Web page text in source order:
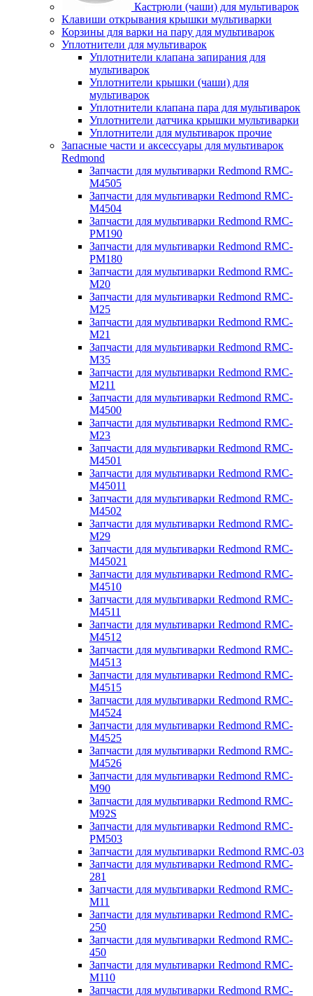
Кастрюли (чаши) для мультиварок
Клавиши открывания крышки мультиварки
Корзины для варки на пару для мультиварок
Уплотнители для мультиварок
Уплотнители клапана запирания для
мультиварок
Уплотнители крышки (чаши) для
мультиварок
Уплотнители клапана пара для мультиварок
Уплотнители датчика крышки мультиварки
Уплотнители для мультиварок прочие
Запасные части и аксессуары для мультиварок
Redmond
Запчасти для мультиварки Redmond RMC-
M4505
Запчасти для мультиварки Redmond RMC-
M4504
Запчасти для мультиварки Redmond RMC-
PM190
Запчасти для мультиварки Redmond RMC-
PM180
Запчасти для мультиварки Redmond RMC-
M20
Запчасти для мультиварки Redmond RMC-
M25
Запчасти для мультиварки Redmond RMC-
M21
Запчасти для мультиварки Redmond RMC-
M35
Запчасти для мультиварки Redmond RMC-
M211
Запчасти для мультиварки Redmond RMC-
M4500
Запчасти для мультиварки Redmond RMC-
M23
Запчасти для мультиварки Redmond RMC-
M4501
Запчасти для мультиварки Redmond RMC-
M45011
Запчасти для мультиварки Redmond RMC-
M4502
Запчасти для мультиварки Redmond RMC-
M29
Запчасти для мультиварки Redmond RMC-
M45021
Запчасти для мультиварки Redmond RMC-
M4510
Запчасти для мультиварки Redmond RMC-
M4511
Запчасти для мультиварки Redmond RMC-
M4512
Запчасти для мультиварки Redmond RMC-
M4513
Запчасти для мультиварки Redmond RMC-
M4515
Запчасти для мультиварки Redmond RMC-
M4524
Запчасти для мультиварки Redmond RMC-
M4525
Запчасти для мультиварки Redmond RMC-
M4526
Запчасти для мультиварки Redmond RMC-
M90
Запчасти для мультиварки Redmond RMC-
M92S
Запчасти для мультиварки Redmond RMC-
PM503
Запчасти для мультиварки Redmond RMC-03
Запчасти для мультиварки Redmond RMC-
281
Запчасти для мультиварки Redmond RMC-
M11
Запчасти для мультиварки Redmond RMC-
250
Запчасти для мультиварки Redmond RMC-
450
Запчасти для мультиварки Redmond RMC-
M110
Запчасти для мультиварки Redmond RMC-